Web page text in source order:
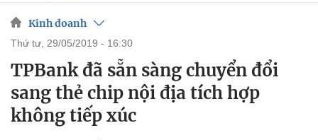
Kinh doanh
thứ tư, 29/05/2019 - 16:30
TPBank đã sẵn sàng chuyển đổi
sang thẻ chip nội địa tích hợp
không tiếp xúc